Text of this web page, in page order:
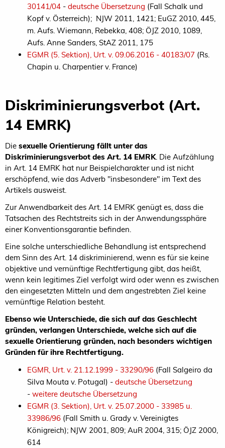
30141/04 - deutsche Übersetzung (Fall Schalk und
Kopf v. Österreich); NJW 2011, 1421; EuGZ 2010, 445,
m. Aufs. Wiemann, Rebekka, 408; ÖJZ 2010, 1089,
Aufs. Anne Sanders, StAZ 2011, 175
EGMR (5. Sektion), Urt. v. 09.06.2016 - 40183/07 (Rs.
Chapin u. Charpentier v. France)
Diskriminierungsverbot (Art.
14 EMRK)
Die sexuelle Orientierung fällt unter das
Diskriminierungsverbot des Art. 14 EMRK. Die Aufzählung
in Art. 14 EMRK hat nur Beispielcharakter und ist nicht
erschöpfend, wie das Adverb "insbesondere" im Text des
Artikels ausweist.
Zur Anwendbarkeit des Art. 14 EMRK genügt es, dass die
Tatsachen des Rechtstreits sich in der Anwendungssphäre
einer Konventionsgarantie befinden.
Eine solche unterschiedliche Behandlung ist entsprechend
dem Sinn des Art. 14 diskriminierend, wenn es für sie keine
objektive und vernünftige Rechtfertigung gibt, das heißt,
wenn kein legitimes Ziel verfolgt wird oder wenn es zwischen
den eingesetzten Mitteln und dem angestrebten Ziel keine
vernünftige Relation besteht.
Ebenso wie Unterschiede, die sich auf das Geschlecht
gründen, verlangen Unterschiede, welche sich auf die
sexuelle Orientierung gründen, nach besonders wichtigen
Gründen für ihre Rechtfertigung.
EGMR, Urt. v. 21.12.1999 - 33290/96 (Fall Salgeiro da
Silva Mouta v. Potugal) - deutsche Übersetzung
- weitere deutsche Übersetzung
EGMR (3. Sektion), Urt. v. 25.07.2000 - 33985 u.
33986/96 (Fall Smith u. Grady v. Vereinigtes
Königreich); NJW 2001, 809; AuR 2004, 315; ÖJZ 2000,
614